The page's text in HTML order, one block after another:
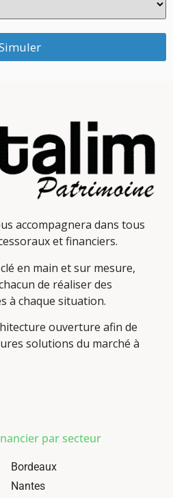
accompagnera dans tous
et financiers.
en main et sur mesure,
de réaliser des
à chaque situation.
ouverture afin de
solutions du marché à
par secteur
Bordeaux
Nantes